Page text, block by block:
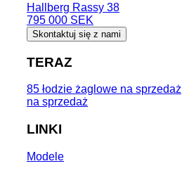
Hallberg Rassy 38
795 000 SEK
Skontaktuj się z nami
TERAZ
85 łodzie żaglowe na sprzedaż
na sprzedaż
LINKI
Modele